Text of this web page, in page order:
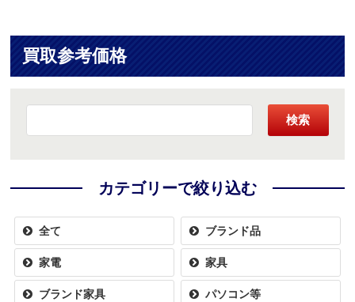
買取参考価格
検索
カテゴリーで絞り込む
全て ブランド品
家電 家具
ブランド家具 パソコン等